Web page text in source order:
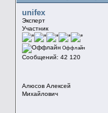
unifex
Эксперт
Участник
Оффлайн
Сообщений: 42 120
Алюсов Алексей
Михайлович